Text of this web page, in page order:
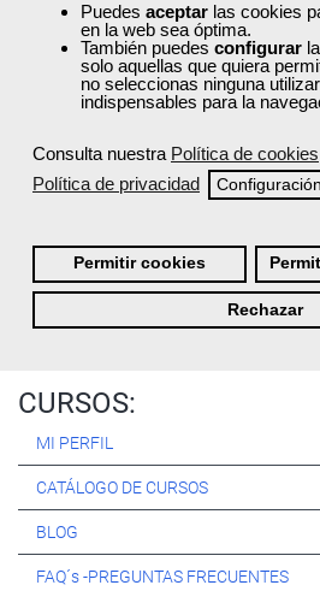
Puedes aceptar las cookies
en la web sea óptima.
También puedes configurar
solo aquellas que quiera
no seleccionas ninguna
indispensables para la
Consulta nuestra Política de cookies
Política de privacidad
Configuración
Permitir cookies
Rechazar
Quiénes Somos:
Especialistas en consultoría y
Nuestro objetivo diario es, única y
conseguir tus metas profesionales
CURSOS:
MI PERFIL
CATÁLOGO DE CURSOS
BLOG
FAQ´s -PREGUNTAS FRECUENTES